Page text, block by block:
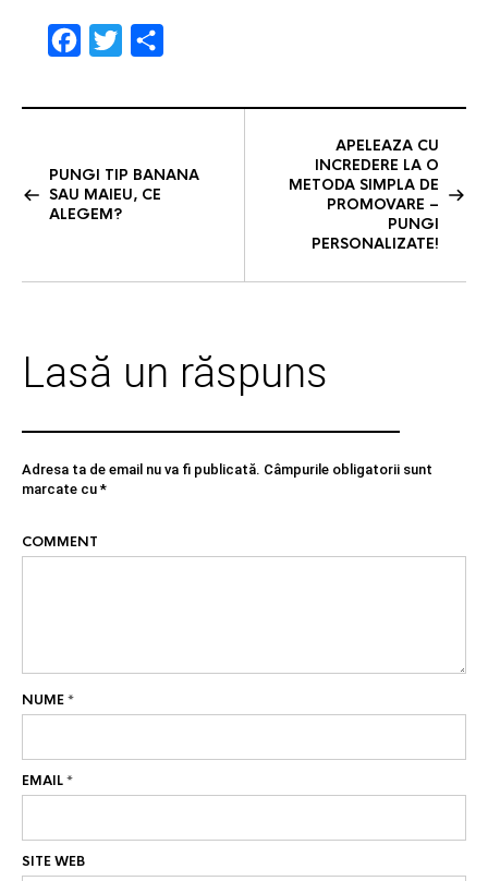
c
b
o
i
t
e
a
e
PUNGI TIP BANANA
SAU MAIEU, CE
ALEGEM?
APELEAZA CU
INCREDERE LA O
METODA SIMPLA DE
PROMOVARE –
PUNGI
PERSONALIZATE!
Lasă un răspuns
Adresa ta de email nu va fi publicată. Câmpurile obligatorii sunt
marcate cu *
COMMENT
NUME*
EMAIL*
SITE WEB